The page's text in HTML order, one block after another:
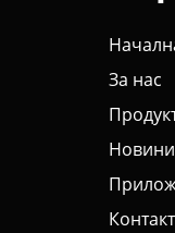
За нас
Новини
Контакт